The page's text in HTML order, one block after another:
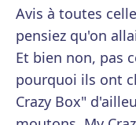
Avis à toutes
pensiez qu'on
Et bien non, pas
pourquoi ils ont
Crazy Box"